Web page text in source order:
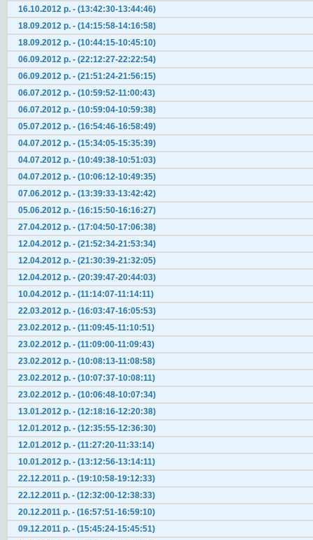
16.10.2012 р. - (13:42:30-13:44:46)
18.09.2012 р. - (14:15:58-14:16:58)
18.09.2012 р. - (10:44:15-10:45:10)
06.09.2012 р. - (22:12:27-22:22:54)
06.09.2012 р. - (21:51:24-21:56:15)
06.07.2012 р. - (10:59:52-11:00:43)
06.07.2012 р. - (10:59:04-10:59:38)
05.07.2012 р. - (16:54:46-16:58:49)
04.07.2012 р. - (15:34:05-15:35:39)
04.07.2012 р. - (10:49:38-10:51:03)
04.07.2012 р. - (10:06:12-10:49:35)
07.06.2012 р. - (13:39:33-13:42:42)
05.06.2012 р. - (16:15:50-16:16:27)
27.04.2012 р. - (17:04:50-17:06:38)
12.04.2012 р. - (21:52:34-21:53:34)
12.04.2012 р. - (21:30:39-21:32:05)
12.04.2012 р. - (20:39:47-20:44:03)
10.04.2012 р. - (11:14:07-11:14:11)
22.03.2012 р. - (16:03:47-16:05:53)
23.02.2012 р. - (11:09:45-11:10:51)
23.02.2012 р. - (11:09:00-11:09:43)
23.02.2012 р. - (10:08:13-11:08:58)
23.02.2012 р. - (10:07:37-10:08:11)
23.02.2012 р. - (10:06:48-10:07:34)
13.01.2012 р. - (12:18:16-12:20:38)
12.01.2012 р. - (12:35:55-12:36:30)
12.01.2012 р. - (11:27:20-11:33:14)
10.01.2012 р. - (13:12:56-13:14:11)
22.12.2011 р. - (19:10:58-19:12:33)
22.12.2011 р. - (12:32:00-12:38:33)
20.12.2011 р. - (16:57:51-16:59:10)
09.12.2011 р. - (15:45:24-15:45:51)